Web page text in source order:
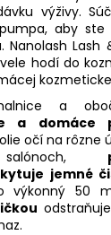
výživy.
aby ste
Nanolash Lash
hodí do
a
a domáce
očí na rôzne
jemné
výkonný 50